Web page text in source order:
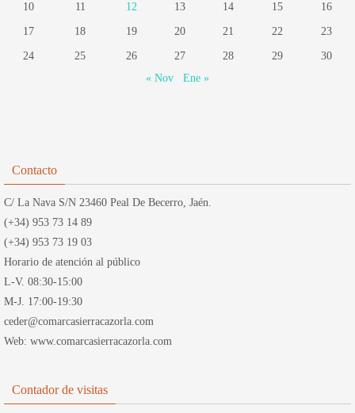
10 11 12 13 14 15 16
17 18 19 20 21 22 23
24 25 26 27 28 29
30
« Nov
Ene »
Contacto
C/ La Nava S/N 23460 Peal De Becerro, Jaén.
(+34) 953 73 14 89
(+34) 953 73 19 03
Horario de atención al público
L-V. 08:30-15:00
M-J. 17:00-19:30
ceder@comarcasierracazorla.com
Web: www.comarcasierracazorla.com
Contador de visitas